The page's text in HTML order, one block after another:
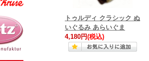
トゥルディ クラシック ぬ
いぐるみ あらいぐま
4,180円(税込)